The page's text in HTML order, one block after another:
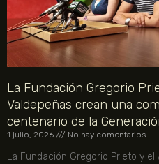
La Fundación Gregorio
Valdepeñas crean una
centenario de la
1 julio, 2026 No hay comentarios
La Fundación Gregorio Prieto y